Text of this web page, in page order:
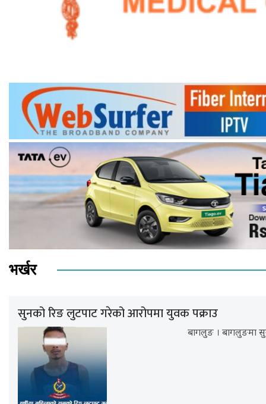
भर्खर
सुनको रिङ लुटपाट गरेको आरोपमा युवक पक्राउ
बागलुङ । बागलुङमा